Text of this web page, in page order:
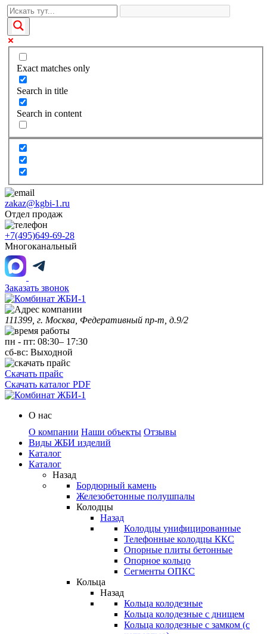
Exact matches only
Search in title
Search in content
zakaz@kgbi-1.ru
Отдел продаж
+7(495)649-69-28
Многоканальный
Заказать звонок
111399, г. Москва, Федеративный пр-т, д.9/2
пн - пт: 08:30– 17:30
сб-вс: Выходной
Скачать прайс
Скачать каталог PDF
О нас
О компании Наши объекты Отзывы
Виды ЖБИ изделий
Каталог
Каталог
Назад
Бордюрный камень
Железобетонные полушпалы
Колодцы
Назад
Колодцы унифицированные
Телефонные колодцы ККС
Опорные плиты бетонные
Опорное кольцо
Сегменты ОПКС
Кольца
Назад
Кольца колодезные
Кольца колодезные с днищем
Кольца колодезные с замком (с